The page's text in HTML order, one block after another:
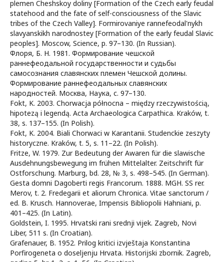
plemen Cheshskoy doliny [Formation of the Czech early feudal
statehood and the fate of self-consciousness of the Slavic
tribes of the Czech Valley]. Formirovaniye rannefeodal'nykh
slavyanskikh narodnostey [Formation of the early feudal Slavic
peoples]. Moscow, Science, p. 97–130. (In Russian).
Флоря, Б. Н. 1981. Формирование чешской
раннефеодальной государственности и судьбы
самосознания славянских племен Чешской долины.
Формирование раннефеодальных славянских
народностей. Москва, Наука, с. 97–130.
Fokt, K. 2003. Chorwacja północna – między rzeczywistością,
hipotezą i legendą. Acta Archaeologica Carpathica. Kraków, t.
38, s. 137–155. (In Polish).
Fokt, K. 2004. Biali Chorwaci w Karantanii. Studenckie zeszyty
historyczne. Kraków, t. 5, s. 11–22. (In Polish).
Fritze, W. 1979. Zur Bedeutung der Awaren für die slawische
Ausdehnungsbewegung im frühen Mittelalter. Zeitschrift für
Ostforschung. Marburg, bd. 28, № 3, s. 498–545. (In German).
Gesta domni Dagoberti regis Francorum. 1888. MGH. SS rer.
Merov, t. 2. Fredegarii et aliorum Chronica. Vitae sanctorum /
ed. B. Krusch. Hannoverae, Impensis Bibliopolii Hahniani, p.
401–425. (In Latin).
Goldstein, I. 1995. Hrvatski rani srednji vijek. Zagreb, Novi
Liber, 511 s. (In Croatian).
Grafenauer, B. 1952. Prilog kritici izvještaja Konstantina
Porfirogeneta o doseljenju Hrvata. Historijski zbornik. Zagreb,